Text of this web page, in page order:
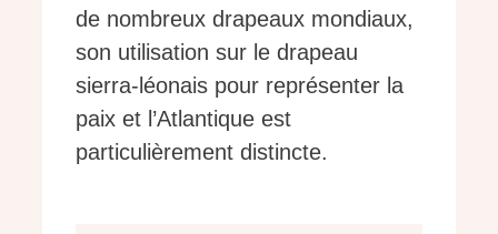
de nombreux drapeaux mondiaux,
son utilisation sur le drapeau
sierra-léonais pour représenter la
paix et l’Atlantique est
particulièrement distincte.